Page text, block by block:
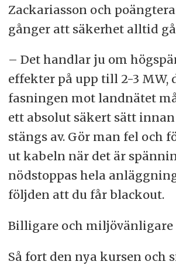
Zackariasson och
gånger att säkerhet alltid
– Det handlar ju om
effekter på upp till 2-3 MW,
fasningen mot landnätet
ett absolut säkert sätt
stängs av. Gör man fel och
ut kabeln när det är
nödstoppas hela
följden att du får blackout.
Billigare och miljövänligare
Så fort den nya kursen och